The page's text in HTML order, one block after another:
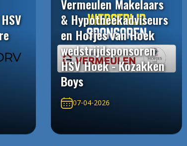
Vermeulen Makelaars
& Hypotheekadviseurs
en Hofjes van Hoek
wedstrijdsponsoren
HSV Hoek - Kozakken
Boys
07-04-2026